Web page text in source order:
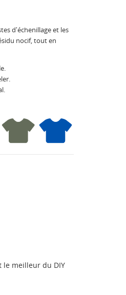
d'échenillage et les
nocif, tout en
le meilleur du DIY